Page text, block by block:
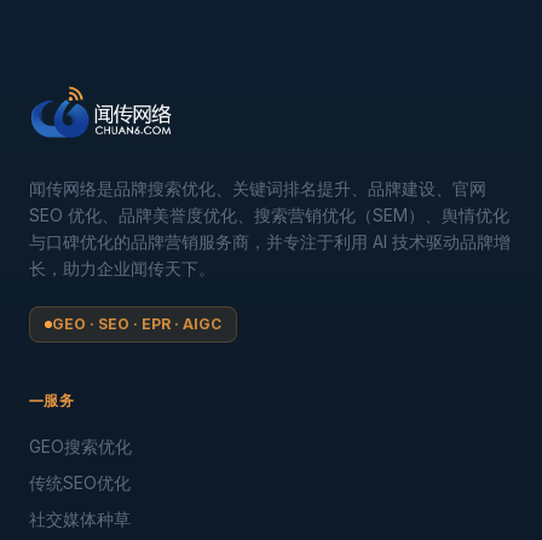
闻传网络是品牌搜索优化、关键词排名提升、品牌建设、官网
SEO 优化、品牌美誉度优化、搜索营销优化（SEM）、舆情优化
与口碑优化的品牌营销服务商，并专注于利用 AI 技术驱动品牌增
长，助力企业闻传天下。
GEO · SEO · EPR · AIGC
服务
GEO搜索优化
传统SEO优化
社交媒体种草